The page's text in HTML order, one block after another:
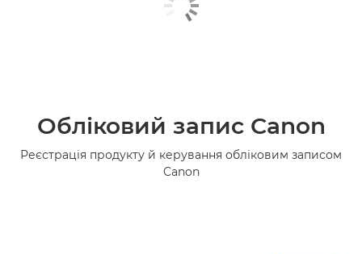
Обліковий запис Canon
Реєстрація продукту й керування обліковим записом
Canon